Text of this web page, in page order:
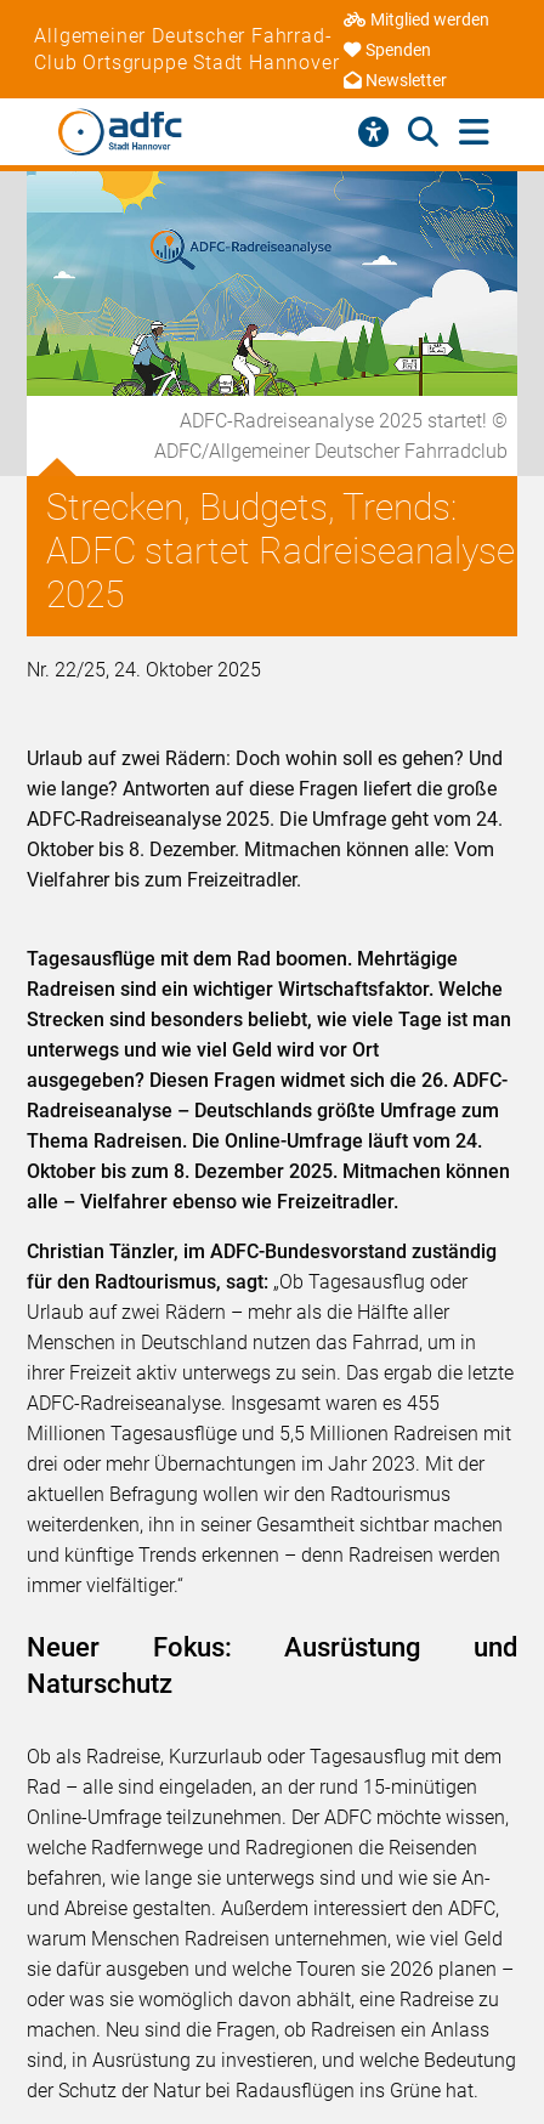
Allgemeiner Deutscher Fahrrad-
Club Ortsgruppe Stadt Hannover
Mitglied werden
Spenden
Newsletter
ADFC-Radreiseanalyse 2025 startet! ©
ADFC/Allgemeiner Deutscher Fahrradclub
Strecken, Budgets, Trends:
ADFC startet Radreiseanalyse
2025
Nr. 22/25, 24. Oktober 2025
Urlaub auf zwei Rädern: Doch wohin soll es gehen? Und
wie lange? Antworten auf diese Fragen liefert die große
ADFC-Radreiseanalyse 2025. Die Umfrage geht vom 24.
Oktober bis 8. Dezember. Mitmachen können alle: Vom
Vielfahrer bis zum Freizeitradler.
Tagesausflüge mit dem Rad boomen. Mehrtägige
Radreisen sind ein wichtiger Wirtschaftsfaktor. Welche
Strecken sind besonders beliebt, wie viele Tage ist man
unterwegs und wie viel Geld wird vor Ort
ausgegeben? Diesen Fragen widmet sich die 26. ADFC-
Radreiseanalyse – Deutschlands größte Umfrage zum
Thema Radreisen. Die Online-Umfrage läuft vom 24.
Oktober bis zum 8. Dezember 2025. Mitmachen können
alle – Vielfahrer ebenso wie Freizeitradler.
Christian Tänzler, im ADFC-Bundesvorstand zuständig
für den Radtourismus, sagt: „Ob Tagesausflug oder
Urlaub auf zwei Rädern – mehr als die Hälfte aller
Menschen in Deutschland nutzen das Fahrrad, um in
ihrer Freizeit aktiv unterwegs zu sein. Das ergab die letzte
ADFC-Radreiseanalyse. Insgesamt waren es 455
Millionen Tagesausflüge und 5,5 Millionen Radreisen mit
drei oder mehr Übernachtungen im Jahr 2023. Mit der
aktuellen Befragung wollen wir den Radtourismus
weiterdenken, ihn in seiner Gesamtheit sichtbar machen
und künftige Trends erkennen – denn Radreisen werden
immer vielfältiger.“
Neuer Fokus: Ausrüstung und
Naturschutz
Ob als Radreise, Kurzurlaub oder Tagesausflug mit dem
Rad – alle sind eingeladen, an der rund 15-minütigen
Online-Umfrage teilzunehmen. Der ADFC möchte wissen,
welche Radfernwege und Radregionen die Reisenden
befahren, wie lange sie unterwegs sind und wie sie An-
und Abreise gestalten. Außerdem interessiert den ADFC,
warum Menschen Radreisen unternehmen, wie viel Geld
sie dafür ausgeben und welche Touren sie 2026 planen –
oder was sie womöglich davon abhält, eine Radreise zu
machen. Neu sind die Fragen, ob Radreisen ein Anlass
sind, in Ausrüstung zu investieren, und welche Bedeutung
der Schutz der Natur bei Radausflügen ins Grüne hat.